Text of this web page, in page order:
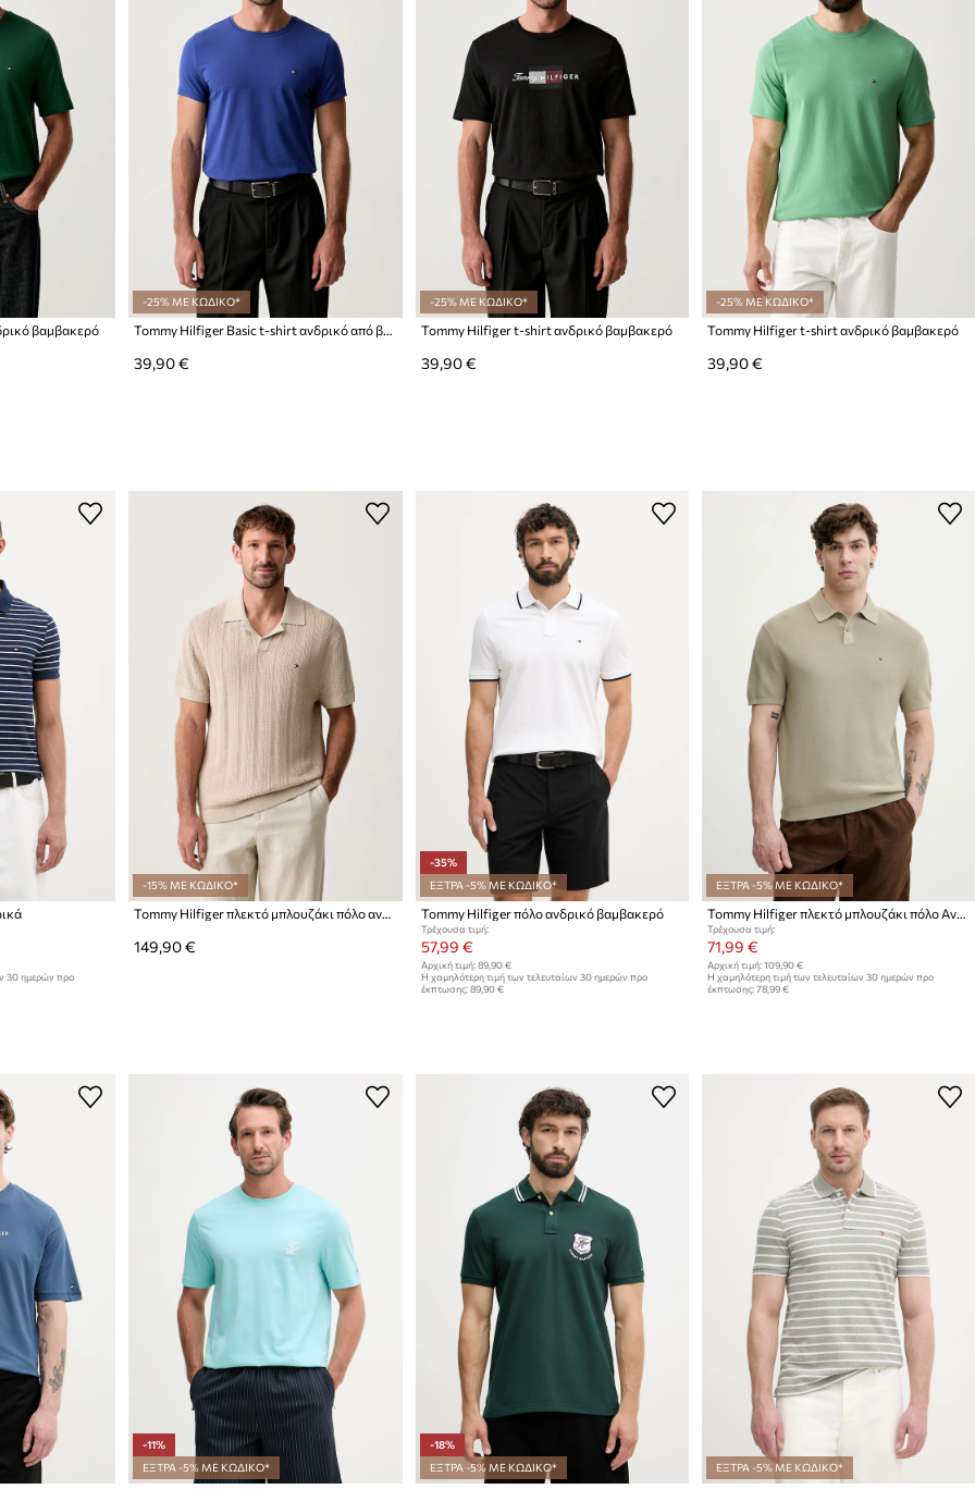
βαμβακερό
-25% ΜΕ ΚΩΔΙΚΟ*
Tommy Hilfiger Basic t-shirt ανδρικό από βαμβάκι με ελαστάν
39,90 €
-25% ΜΕ ΚΩΔΙΚΟ*
Tommy Hilfiger t-shirt ανδρικό βαμβακερό
39,90 €
-25% ΜΕ ΚΩΔΙΚΟ*
Tommy Hilfiger t-shirt ανδρικό βαμβακερό
39,90 €
30 ημερών προ
-15% ΜΕ ΚΩΔΙΚΟ*
Tommy Hilfiger πλεκτό μπλουζάκι πόλο ανδρικό με lyocell
149,90 €
-35%
ΕΞΤΡΑ -5% ΜΕ ΚΩΔΙΚΟ*
Tommy Hilfiger πόλο ανδρικό βαμβακερό
Τρέχουσα τιμή:
57,99 €
Αρχική τιμή: 89,90 €
Η χαμηλότερη τιμή των τελευταίων 30 ημερών προ
έκπτωσης: 89,90 €
ΕΞΤΡΑ -5% ΜΕ ΚΩΔΙΚΟ*
Tommy Hilfiger πλεκτό μπλουζάκι πόλο Ανδρικό βαμβακερό
Τρέχουσα τιμή:
71,99 €
Αρχική τιμή: 109,90 €
Η χαμηλότερη τιμή των τελευταίων 30 ημερών προ
έκπτωσης: 78,99 €
-11%
ΕΞΤΡΑ -5% ΜΕ ΚΩΔΙΚΟ*
-18%
ΕΞΤΡΑ -5% ΜΕ ΚΩΔΙΚΟ*
ΕΞΤΡΑ -5% ΜΕ ΚΩΔΙΚΟ*